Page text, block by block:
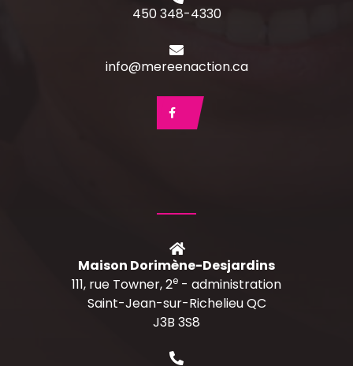
450 348-4330
info@mereenaction.ca
Maison Dorimène-Desjardins
111, rue Towner, 2e - administration
Saint-Jean-sur-Richelieu QC
J3B 3S8